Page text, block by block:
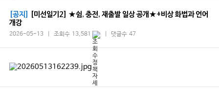
[공지]
[미선일기2] ★쉼, 충전, 재출발 일상 공개★+비상 화법과 언어
개강
2026-05-13 | 조회수 13,581 | 댓글수 47